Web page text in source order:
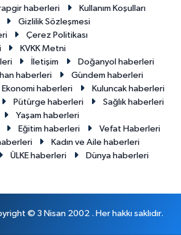
haberleri
Kullanım Koşulları
Gizlilik Sözleşmesi
Çerez Politikası
KVKK Metni
İletişim
Doğanyol haberleri
haberleri
Gündem haberleri
Ekonomi haberleri
Kuluncak haberleri
Pütürge haberleri
Sağlık haberleri
Yaşam haberleri
Eğitim haberleri
Vefat Haberleri
Kadın ve Aile haberleri
ÜLKE haberleri Dünya haberleri
© 3 Nisan 2002 . Her hakkı saklıdır.